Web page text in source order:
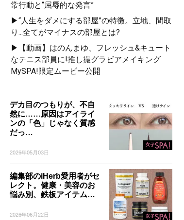
常行動と“屈辱的な発言”
▶“人生をダメにする部屋”の特徴。立地、間取
り...全てがマイナスの部屋とは?
▶【動画】はのんまゆ、フレッシュ&キュート
なテニス部員に!推し撮グラビアメイキング
MySPA!限定ムービー公開
デカ目のつもりが、不自
然に……原因はアイライ
ンの「色」じゃなく質感
だっ…
2026年05月03日
編集部のiHerb愛用者がセ
レクト。健康・美容のお
悩み別、鉄板アイテム…
2026年06月22日